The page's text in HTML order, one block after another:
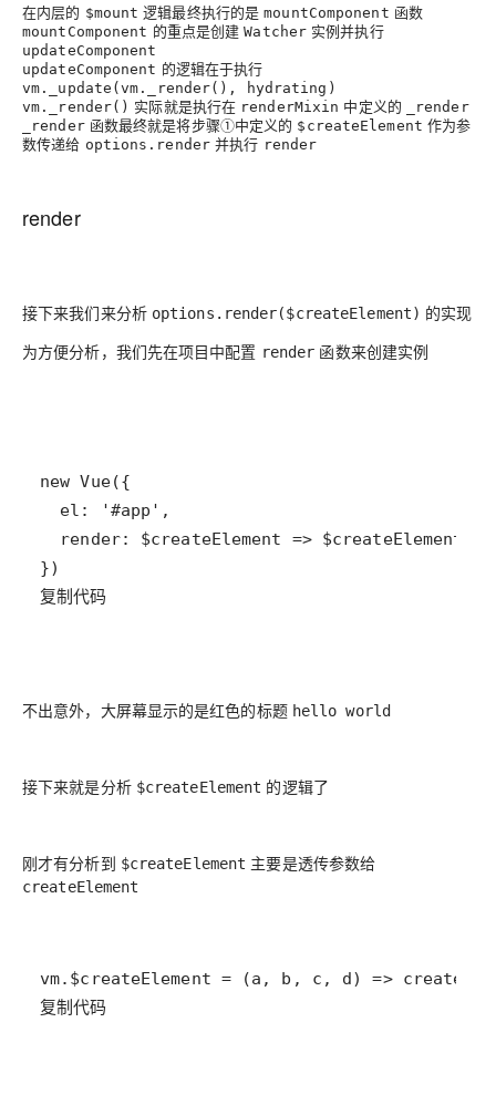
在内层的 $mount 逻辑最终执行的是mountComponent 函数
mountComponent 的重点是创建Watcher 实例并执行
updateComponent
updateComponent 的逻辑在于执行
vm._update(vm._render(), hydrating)
vm._render() 实际就是执行在 renderMixin 中定义的
_render
_render函数最终就是将步骤①中定义的 $createElement 作为参
数传递给 options.render 并执行 render
render
接下来我们来分析 options.render($createElement) 的实现
为方便分析，我们先在项目中配置 render 函数来创建实例
复制代码
不出意外，大屏幕显示的是红色的标题 hello world
接下来就是分析 $createElement 的逻辑了
刚才有分析到 $createElement 主要是透传参数给
createElement
复制代码